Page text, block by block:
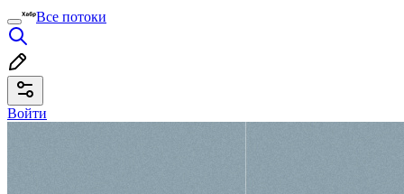
Все потоки
Войти